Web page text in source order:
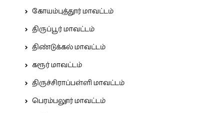
கோயம்புத்தூர் மாவட்டம்
திருப்பூர் மாவட்டம்
திண்டுக்கல் மாவட்டம்
கரூர் மாவட்டம்
திருச்சிராப்பள்ளி மாவட்டம்
பெரம்பலூர் மாவட்டம்